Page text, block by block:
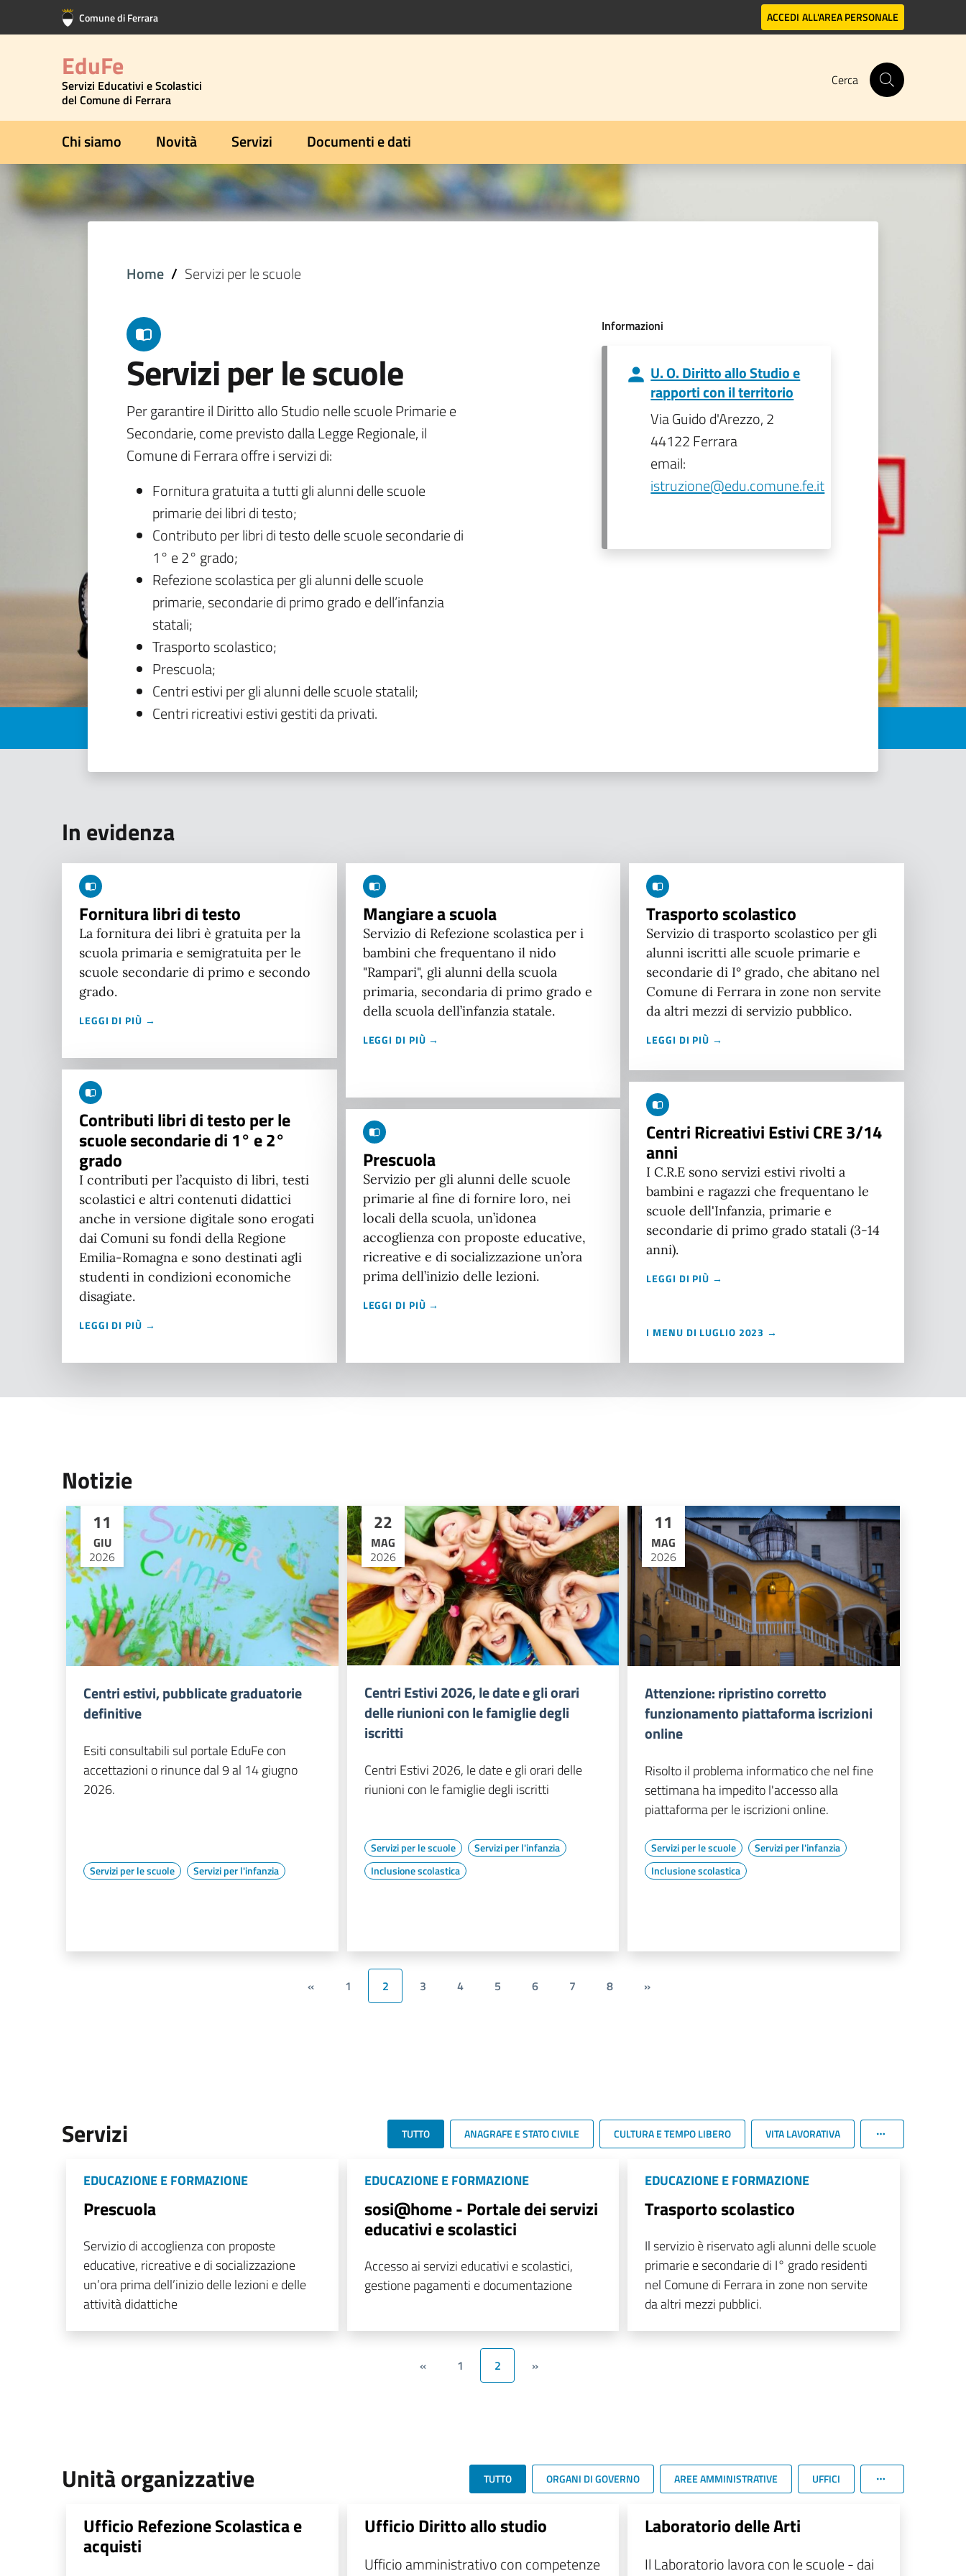
Vai al contenuto principale
Vai al footer Comune di Ferrara ACCEDI ALL'AREA PERSONALE
EduFe
Servizi Educativi e Scolastici
del Comune di Ferrara
Cerca
Chi siamo Novità Servizi Documenti e dati
Home Servizi per le scuole
Servizi per le scuole
Per garantire il Diritto allo Studio nelle scuole Primarie e
Secondarie, come previsto dalla Legge Regionale, il
Comune di Ferrara offre i servizi di:
Fornitura gratuita a tutti gli alunni delle scuole
primarie dei libri di testo;
Contributo per libri di testo delle scuole secondarie di
1° e 2° grado;
Refezione scolastica per gli alunni delle scuole
primarie, secondarie di primo grado e dell’infanzia
statali;
Trasporto scolastico;
Prescuola;
Centri estivi per gli alunni delle scuole statalil;
Centri ricreativi estivi gestiti da privati.
Informazioni
U. O. Diritto allo Studio e
rapporti con il territorio
Via Guido d'Arezzo, 2
44122 Ferrara
email:
istruzione@edu.comune.fe.it
In evidenza
Fornitura libri di testo
La fornitura dei libri è gratuita per la
scuola primaria e semigratuita per le
scuole secondarie di primo e secondo
grado.
LEGGI DI PIÙ →
Contributi libri di testo per le
scuole secondarie di 1° e 2°
grado
I contributi per l’acquisto di libri, testi
scolastici e altri contenuti didattici
anche in versione digitale sono erogati
dai Comuni su fondi della Regione
Emilia-Romagna e sono destinati agli
studenti in condizioni economiche
disagiate.
LEGGI DI PIÙ →
Mangiare a scuola
Servizio di Refezione scolastica per i
bambini che frequentano il nido
"Rampari", gli alunni della scuola
primaria, secondaria di primo grado e
della scuola dell’infanzia statale.
LEGGI DI PIÙ →
Prescuola
Servizio per gli alunni delle scuole
primarie al fine di fornire loro, nei
locali della scuola, un’idonea
accoglienza con proposte educative,
ricreative e di socializzazione un’ora
prima dell’inizio delle lezioni.
LEGGI DI PIÙ →
Trasporto scolastico
Servizio di trasporto scolastico per gli
alunni iscritti alle scuole primarie e
secondarie di I° grado, che abitano nel
Comune di Ferrara in zone non servite
da altri mezzi di servizio pubblico.
LEGGI DI PIÙ →
Centri Ricreativi Estivi CRE 3/14
anni
I C.R.E sono servizi estivi rivolti a
bambini e ragazzi che frequentano le
scuole dell'Infanzia, primarie e
secondarie di primo grado statali (3-14
anni).
LEGGI DI PIÙ →
I MENU DI LUGLIO 2023 →
Notizie
11
GIU
2026
Centri estivi, pubblicate graduatorie
definitive
Esiti consultabili sul portale EduFe con
accettazioni o rinunce dal 9 al 14 giugno
2026.
Servizi per le scuole Servizi per l'infanzia
22
MAG
2026
Centri Estivi 2026, le date e gli orari
delle riunioni con le famiglie degli
iscritti
Centri Estivi 2026, le date e gli orari delle
riunioni con le famiglie degli iscritti
Servizi per le scuole
Servizi per l'infanzia
Inclusione scolastica
11
MAG
2026
Attenzione: ripristino corretto
funzionamento piattaforma iscrizioni
online
Risolto il problema informatico che nel fine
settimana ha impedito l'accesso alla
piattaforma per le iscrizioni online.
Servizi per le scuole
Servizi per l'infanzia
Inclusione scolastica
« 1 2 3 4 5 6 7 8 »
Servizi TUTTO ANAGRAFE E STATO CIVILE CULTURA E TEMPO LIBERO VITA LAVORATIVA
EDUCAZIONE E FORMAZIONE
Prescuola
Servizio di accoglienza con proposte
educative, ricreative e di socializzazione
un’ora prima dell’inizio delle lezioni e delle
attività didattiche
EDUCAZIONE E FORMAZIONE
sosi@home - Portale dei servizi
educativi e scolastici
Accesso ai servizi educativi e scolastici,
gestione pagamenti e documentazione
EDUCAZIONE E FORMAZIONE
Trasporto scolastico
Il servizio è riservato agli alunni delle scuole
primarie e secondarie di I° grado residenti
nel Comune di Ferrara in zone non servite
da altri mezzi pubblici.
« 1 2 »
Unità organizzative TUTTO ORGANI DI GOVERNO AREE AMMINISTRATIVE UFFICI
Ufficio Refezione Scolastica e
acquisti
Ufficio Diritto allo studio
Ufficio amministrativo con competenze
Laboratorio delle Arti
Il Laboratorio lavora con le scuole - dai